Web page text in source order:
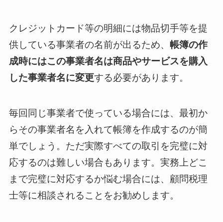
クレジットカード等の明細には物品切手等を提
供している事業者の名前が出るため、 帳簿の作
成時にはこの事業者名は商品やサービスを購入
した事業者名に変更する必要があります。
毎回同じ事業者で使っている場合には、最初か
らその事業者名を入れて帳簿を作成するのが簡
単でしょう。ただ実際すべての取引を完璧に対
応するのは難しい場合もあります。実務上どこ
まで完璧に対応するか悩む場合には、顧問税理
士等に相談されることをお勧めします。